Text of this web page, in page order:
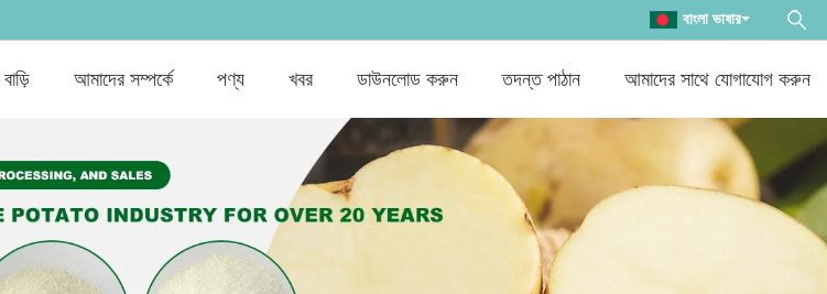
বাংলা ভাষার
বাড়ি আমাদের সম্পর্কে পণ্য খবর ডাউনলোড করুন তদন্ত পাঠান আমাদের সাথে যোগাযোগ করুন